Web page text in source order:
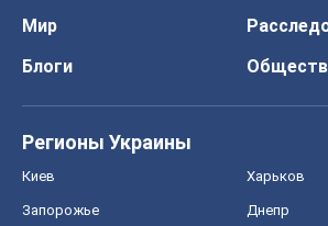
Мир
Блоги
Регионы Украины
Киев Харьков
Запорожье Днепр